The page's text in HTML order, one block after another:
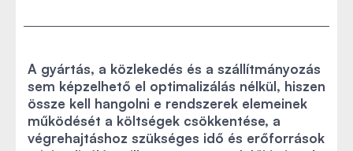
A gyártás, a közlekedés és a szállítmányozás
sem képzelhető el optimalizálás nélkül, hiszen
össze kell hangolni e rendszerek elemeinek
működését a költségek csökkentése, a
végrehajtáshoz szükséges idő és erőforrások